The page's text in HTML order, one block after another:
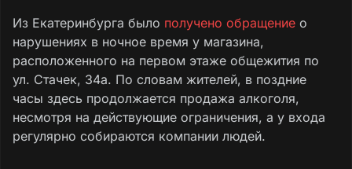
Из Екатеринбурга было получено обращение о
нарушениях в ночное время у магазина,
расположенного на первом этаже общежития по
ул. Стачек, 34а. По словам жителей, в поздние
часы здесь продолжается продажа алкоголя,
несмотря на действующие ограничения, а у входа
регулярно собираются компании людей.